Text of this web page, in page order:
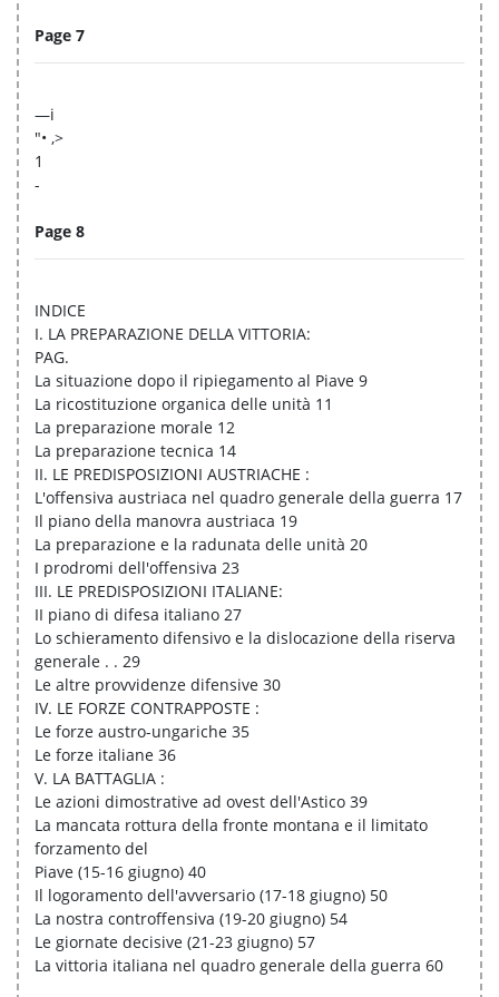
Page 7
—i
"• ,>
1
-
Page 8
INDICE
I. LA PREPARAZIONE DELLA VITTORIA:
PAG.
La situazione dopo il ripiegamento al Piave 9
La ricostituzione organica delle unità 11
La preparazione morale 12
La preparazione tecnica 14
II. LE PREDISPOSIZIONI AUSTRIACHE :
L'offensiva austriaca nel quadro generale della guerra 17
Il piano della manovra austriaca 19
La preparazione e la radunata delle unità 20
I prodromi dell'offensiva 23
III. LE PREDISPOSIZIONI ITALIANE:
II piano di difesa italiano 27
Lo schieramento difensivo e la dislocazione della riserva
generale . . 29
Le altre provvidenze difensive 30
IV. LE FORZE CONTRAPPOSTE :
Le forze austro-ungariche 35
Le forze italiane 36
V. LA BATTAGLIA :
Le azioni dimostrative ad ovest dell'Astico 39
La mancata rottura della fronte montana e il limitato
forzamento del
Piave (15-16 giugno) 40
Il logoramento dell'avversario (17-18 giugno) 50
La nostra controffensiva (19-20 giugno) 54
Le giornate decisive (21-23 giugno) 57
La vittoria italiana nel quadro generale della guerra 60